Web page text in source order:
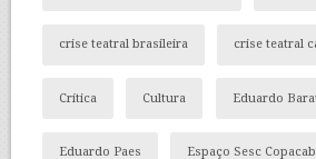
crise teatral brasileira crise teatral
Crítica Cultura Eduardo
Eduardo Paes Espaço Sesc